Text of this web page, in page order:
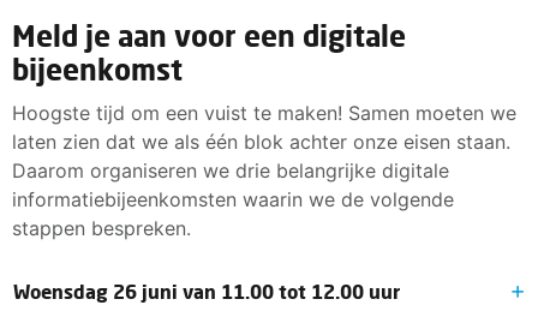
Meld je aan voor een digitale
bijeenkomst
Hoogste tijd om een vuist te maken! Samen moeten we
laten zien dat we als één blok achter onze eisen staan.
Daarom organiseren we drie belangrijke digitale
informatiebijeenkomsten waarin we de volgende
stappen bespreken.
Woensdag 26 juni van 11.00 tot 12.00 uur